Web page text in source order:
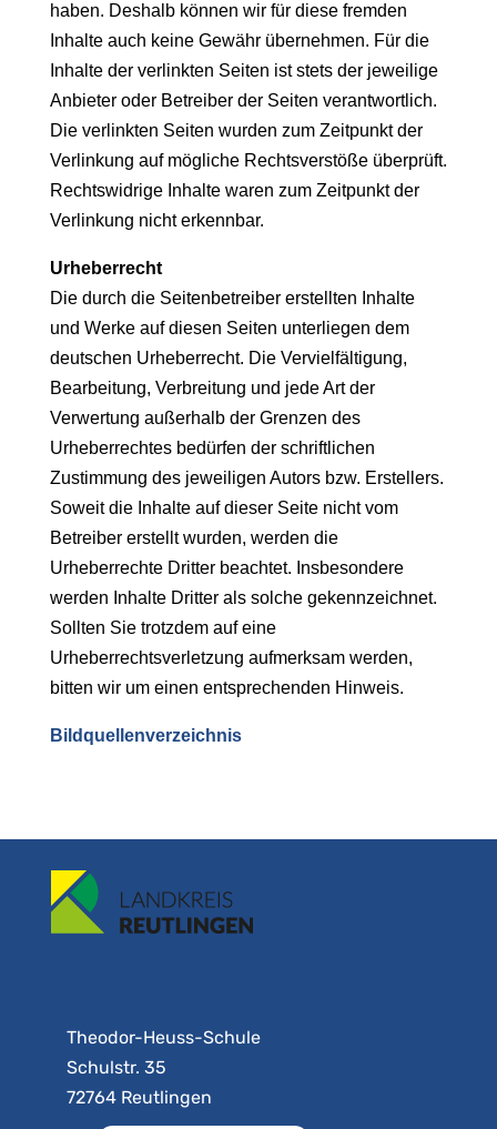
haben. Deshalb können wir für diese fremden
Inhalte auch keine Gewähr übernehmen. Für die
Inhalte der verlinkten Seiten ist stets der jeweilige
Anbieter oder Betreiber der Seiten verantwortlich.
Die verlinkten Seiten wurden zum Zeitpunkt der
Verlinkung auf mögliche Rechtsverstöße überprüft.
Rechtswidrige Inhalte waren zum Zeitpunkt der
Verlinkung nicht erkennbar.
Urheberrecht
Die durch die Seitenbetreiber erstellten Inhalte
und Werke auf diesen Seiten unterliegen dem
deutschen Urheberrecht. Die Vervielfältigung,
Bearbeitung, Verbreitung und jede Art der
Verwertung außerhalb der Grenzen des
Urheberrechtes bedürfen der schriftlichen
Zustimmung des jeweiligen Autors bzw. Erstellers.
Soweit die Inhalte auf dieser Seite nicht vom
Betreiber erstellt wurden, werden die
Urheberrechte Dritter beachtet. Insbesondere
werden Inhalte Dritter als solche gekennzeichnet.
Sollten Sie trotzdem auf eine
Urheberrechtsverletzung aufmerksam werden,
bitten wir um einen entsprechenden Hinweis.
Bildquellenverzeichnis
Theodor-Heuss-Schule
Schulstr. 35
72764 Reutlingen